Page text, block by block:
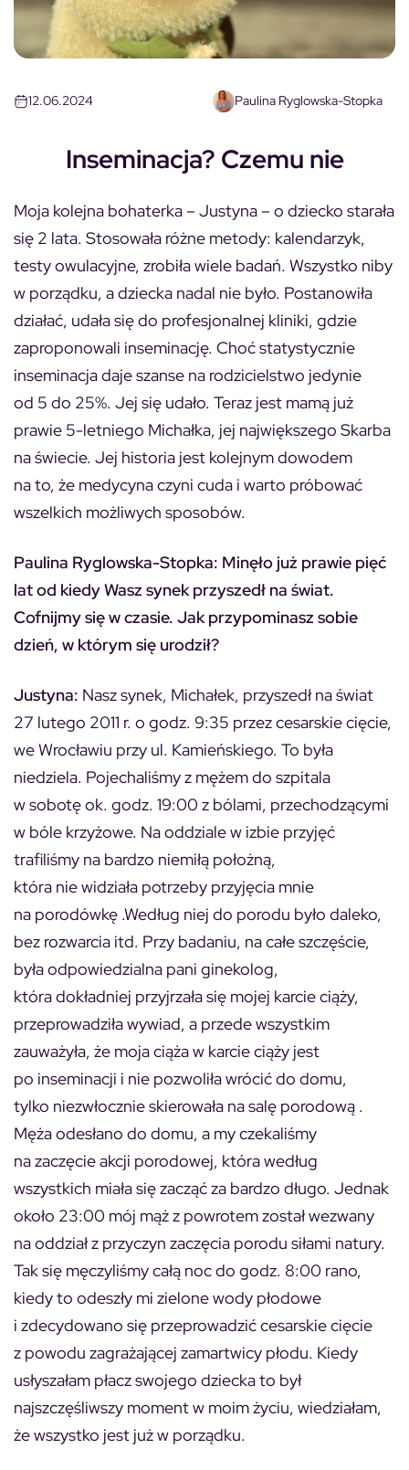
12.06.2024 Paulina Ryglowska-Stopka
Inseminacja? Czemu nie
Moja kolejna bohaterka – Justyna – o dziecko starała
się 2 lata. Stosowała różne metody: kalendarzyk,
testy owulacyjne, zrobiła wiele badań. Wszystko niby
w porządku, a dziecka nadal nie było. Postanowiła
działać, udała się do profesjonalnej kliniki, gdzie
zaproponowali inseminację. Choć statystycznie
inseminacja daje szanse na rodzicielstwo jedynie
od 5 do 25%. Jej się udało. Teraz jest mamą już
prawie 5-letniego Michałka, jej największego Skarba
na świecie. Jej historia jest kolejnym dowodem
na to, że medycyna czyni cuda i warto próbować
wszelkich możliwych sposobów.
Paulina Ryglowska-Stopka: Minęło już prawie pięć
lat od kiedy Wasz synek przyszedł na świat.
Cofnijmy się w czasie. Jak przypominasz sobie
dzień, w którym się urodził?
Justyna: Nasz synek, Michałek, przyszedł na świat
27 lutego 2011 r. o godz. 9:35 przez cesarskie cięcie,
we Wrocławiu przy ul. Kamieńskiego. To była
niedziela. Pojechaliśmy z mężem do szpitala
w sobotę ok. godz. 19:00 z bólami, przechodzącymi
w bóle krzyżowe. Na oddziale w izbie przyjęć
trafiliśmy na bardzo niemiłą położną,
która nie widziała potrzeby przyjęcia mnie
na porodówkę .Według niej do porodu było daleko,
bez rozwarcia itd. Przy badaniu, na całe szczęście,
była odpowiedzialna pani ginekolog,
która dokładniej przyjrzała się mojej karcie ciąży,
przeprowadziła wywiad, a przede wszystkim
zauważyła, że moja ciąża w karcie ciąży jest
po inseminacji i nie pozwoliła wrócić do domu,
tylko niezwłocznie skierowała na salę porodową .
Męża odesłano do domu, a my czekaliśmy
na zaczęcie akcji porodowej, która według
wszystkich miała się zacząć za bardzo długo. Jednak
około 23:00 mój mąż z powrotem został wezwany
na oddział z przyczyn zaczęcia porodu siłami natury.
Tak się męczyliśmy całą noc do godz. 8:00 rano,
kiedy to odeszły mi zielone wody płodowe
i zdecydowano się przeprowadzić cesarskie cięcie
z powodu zagrażającej zamartwicy płodu. Kiedy
usłyszałam płacz swojego dziecka to był
najszczęśliwszy moment w moim życiu, wiedziałam,
że wszystko jest już w porządku.